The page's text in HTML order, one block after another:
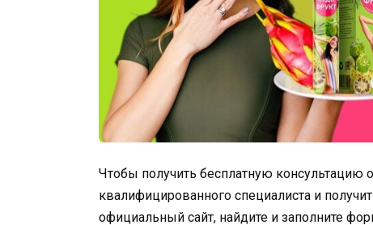
Чтобы получить бесплатную консультацию
квалифицированного специалиста и
официальный сайт, найдите и заполните